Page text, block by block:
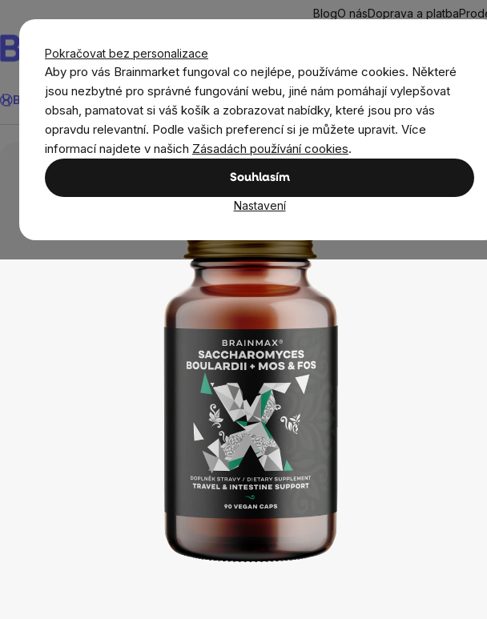
Pokračovat bez personalizace
Aby pro vás Brainmarket fungoval co nejlépe, používáme cookies. Některé
jsou nezbytné pro správné fungování webu, jiné nám pomáhají vylepšovat
obsah, pamatovat si váš košík a zobrazovat nabídky, které jsou pro vás
opravdu relevantní. Podle vašich preferencí si je můžete upravit. Více
informací najdete v našich Zásadách používání cookies.
Souhlasím
Nastavení
obsah
BlogO násDoprava a platba
Hledat
BrainMax® Léto Ušetři CíleDoplňky stravy a výživaNovinkyMužiŽenyDěti
BrainMax® BrainMax Saccharomyces boulardii, Cestovní probiotika s